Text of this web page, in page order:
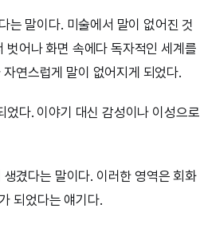
는 말이다. 미술에서 말이 없어진 것
어나 화면 속에다 독자적인 세계를
연스럽게 말이 없어지게 되었다.
다. 이야기 대신 감성이나 이성으로
생겼다는 말이다. 이러한 영역은 회화
되었다는 얘기다.